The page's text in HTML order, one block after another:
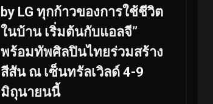
by LG ทุกก้าวของการใช้ชีวิต
ในบ้าน เริ่มต้นกับแอลจี”
พร้อมทัพศิลปินไทยร่วมสร้าง
สีสัน ณ เซ็นทรัลเวิลด์ 4-9
มิถุนายนนี้